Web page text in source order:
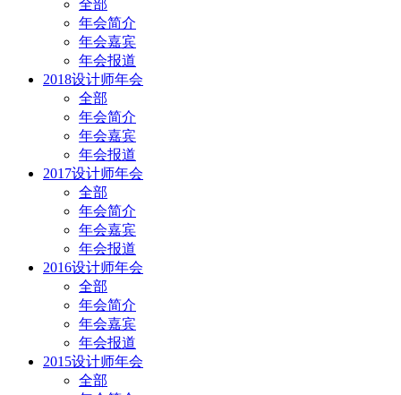
全部
年会简介
年会嘉宾
年会报道
2018设计师年会
全部
年会简介
年会嘉宾
年会报道
2017设计师年会
全部
年会简介
年会嘉宾
年会报道
2016设计师年会
全部
年会简介
年会嘉宾
年会报道
2015设计师年会
全部